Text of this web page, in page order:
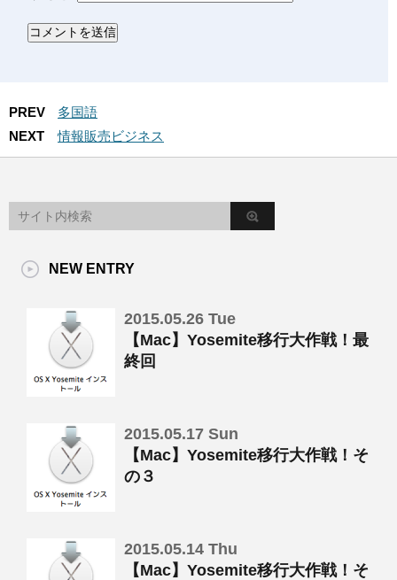
PREV
多国語
NEXT
情報販売ビジネス
NEW ENTRY
2015.05.26 Tue
【Mac】Yosemite移行大作戦！最
終回
2015.05.17 Sun
【Mac】Yosemite移行大作戦！そ
の３
2015.05.14 Thu
【Mac】Yosemite移行大作戦！そ